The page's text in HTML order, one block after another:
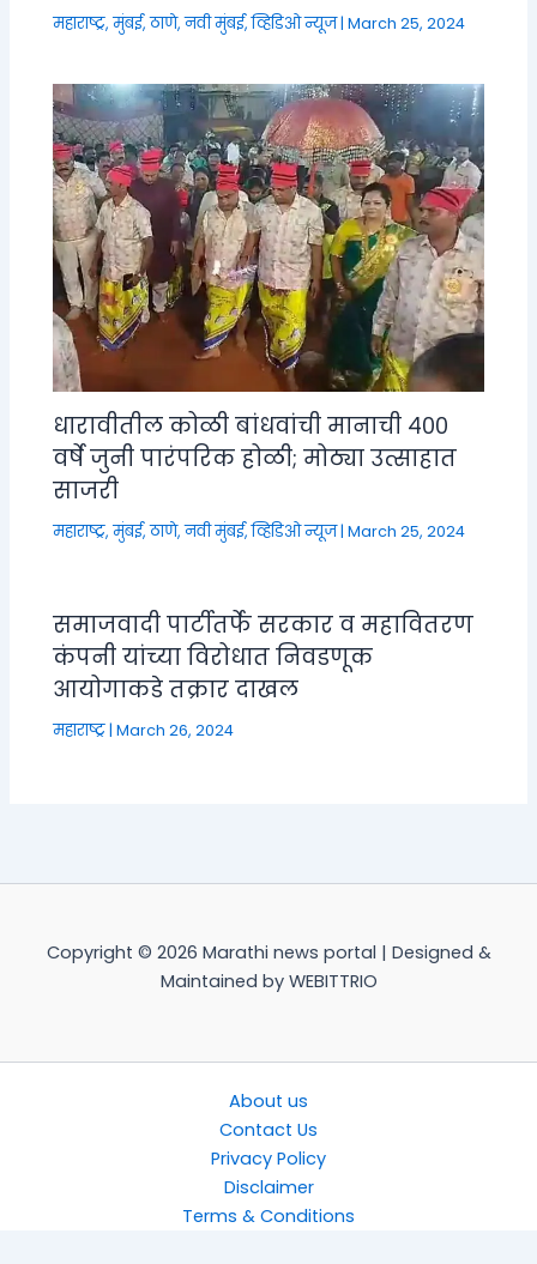
महाराष्ट्र,मुंबई, ठाणे, नवी मुंबई,व्हिडिओ न्यूज|March 25, 2024
धारावीतील कोळी बांधवांची मानाची ४००
वर्षे जुनी पारंपरिक होळी; मोठ्या उत्साहात
साजरी
महाराष्ट्र,मुंबई, ठाणे, नवी मुंबई,व्हिडिओ न्यूज|March 25, 2024
समाजवादी पार्टीतर्फे सरकार व महावितरण
कंपनी यांच्या विरोधात निवडणूक
आयोगाकडे तक्रार दाखल
महाराष्ट्र|March 26, 2024
Copyright © 2026 Marathi news portal | Designed &
Maintained by WEBITTRIO
About us
Contact Us
Privacy Policy
Disclaimer
Terms & Conditions